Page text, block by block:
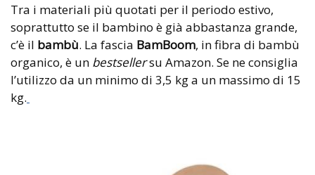
Tra i materiali più quotati per il periodo estivo,
soprattutto se il bambino è già abbastanza grande,
c’è il bambù. La fascia BamBoom, in fibra di bambù
organico, è un bestsellersu Amazon. Se ne consiglia
l’utilizzo da un minimo di 3,5 kg a un massimo di 15
kg.